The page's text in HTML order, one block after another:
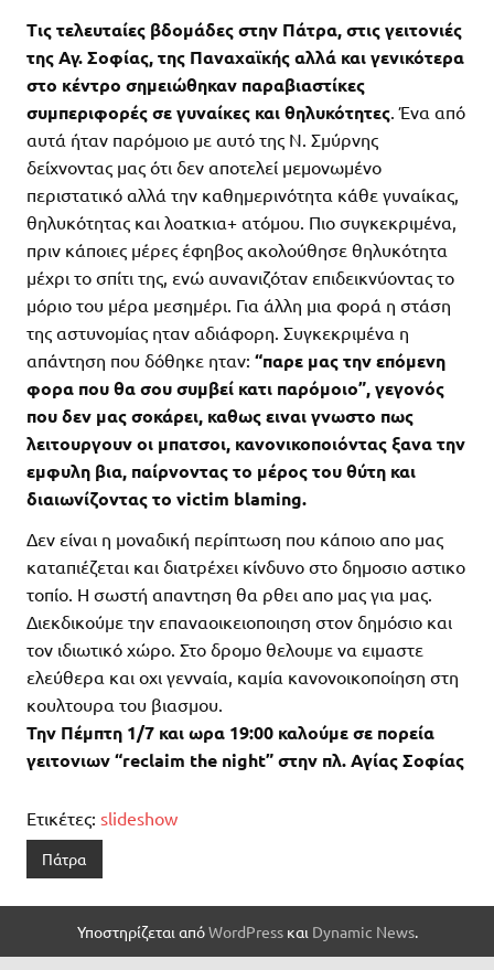
Τις τελευταίες βδομάδες στην Πάτρα, στις γειτονιές
της Αγ. Σοφίας, της Παναχαϊκής αλλά και γενικότερα
στο κέντρο σημειώθηκαν παραβιαστίκες
συμπεριφορές σε γυναίκες και θηλυκότητες . Ένα από
αυτά ήταν παρόμοιο με αυτό της Ν. Σμύρνης
δείχνοντας μας ότι δεν αποτελεί μεμονωμένο
περιστατικό αλλά την καθημερινότητα κάθε γυναίκας,
θηλυκότητας και λοατκια+ ατόμου. Πιο συγκεκριμένα,
πριν κάποιες μέρες έφηβος ακολούθησε θηλυκότητα
μέχρι το σπίτι της, ενώ αυνανιζόταν επιδεικνύοντας το
μόριο του μέρα μεσημέρι. Για άλλη μια φορά η στάση
της αστυνομίας ηταν αδιάφορη. Συγκεκριμένα η
απάντηση που δόθηκε ηταν: “παρε μας την επόμενη
φορα που θα σου συμβεί κατι παρόμοιο”, γεγονός
που δεν μας σοκάρει, καθως ειναι γνωστο πως
λειτουργουν οι μπατσοι, κανονικοποιόντας ξανα την
εμφυλη βια, παίρνοντας το μέρος του θύτη και
διαιωνίζοντας το victim blaming.
Δεν είναι η μοναδική περίπτωση που κάποιο απο μας
καταπιέζεται και διατρέχει κίνδυνο στο δημοσιο αστικο
τοπίο. Η σωστή απαντηση θα ρθει απο μας για μας.
Διεκδικούμε την επαναοικειοποιηση στον δημόσιο και
τον ιδιωτικό χώρο. Στο δρομο θελουμε να ειμαστε
ελεύθερα και οχι γενναία, καμία κανονοικοποίηση στη
κουλτουρα του βιασμου.
Την Πέμπτη 1/7 και ωρα 19:00 καλούμε σε πορεία
γειτονιων “reclaim the night” στην πλ. Αγίας Σοφίας
Ετικέτες: slideshow
Πάτρα
Υποστηρίζεται απόWordPressκαι Dynamic News.